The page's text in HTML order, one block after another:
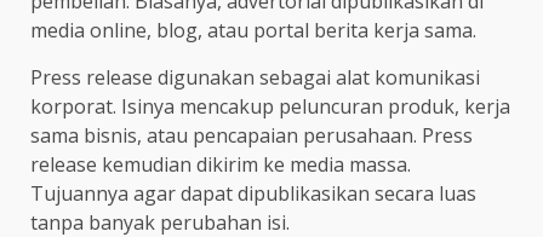
media online, blog, atau portal berita kerja sama.
Press release digunakan sebagai alat komunikasi
korporat. Isinya mencakup peluncuran produk, kerja
sama bisnis, atau pencapaian perusahaan. Press
release kemudian dikirim ke media massa.
Tujuannya agar dapat dipublikasikan secara luas
tanpa banyak perubahan isi.